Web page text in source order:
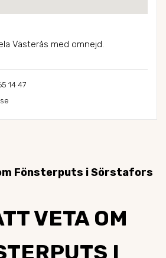
Västerås med omnejd.
14 47
Fönsterputs i Sörstafors
VETA OM
I